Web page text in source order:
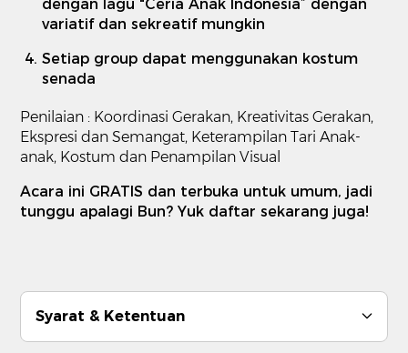
dengan lagu "Ceria Anak Indonesia” dengan
variatif dan sekreatif mungkin
Setiap group dapat menggunakan kostum
senada
Penilaian : Koordinasi Gerakan, Kreativitas Gerakan,
Ekspresi dan Semangat, Keterampilan Tari Anak-
anak, Kostum dan Penampilan Visual
Acara ini GRATIS dan terbuka untuk umum, jadi
tunggu apalagi Bun? Yuk daftar sekarang juga!
Syarat & Ketentuan